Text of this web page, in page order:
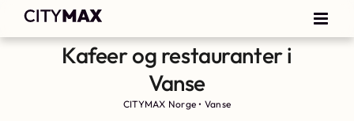
Kafeer og restauranter i
Vanse
CITYMAX Norge • Vanse